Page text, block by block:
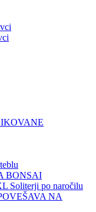
BONSAI
Soliterji po naročilu
NA